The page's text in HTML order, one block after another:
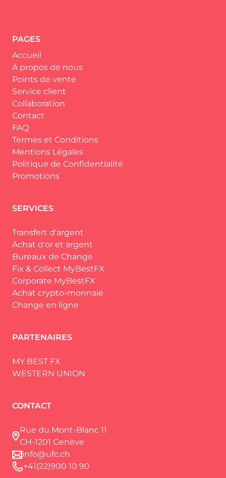
PAGES
Accueil
A propos de nous
Points de vente
Service client
Collaboration
Contact
FAQ
Termes et Conditions
Mentions Légales
Politique de Confidentialité
Promotions
SERVICES
Transfert d'argent
Achat d'or et argent
Bureaux de Change
Fix & Collect MyBestFX
Corporate MyBestFX
Achat crypto-monnaie
Change en ligne
PARTENAIRES
MY BEST FX
WESTERN UNION
CONTACT
Rue du Mont-Blanc 11
CH-1201 Genève
info@ufc.ch
+41(22)900 10 90